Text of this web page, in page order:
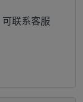
联系客服